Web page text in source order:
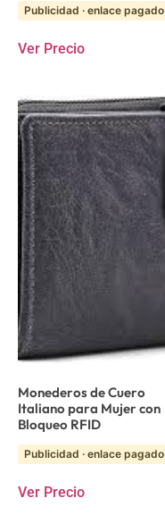
Publicidad · enlace pagado
Ver Precio
Monederos de Cuero
Italiano para Mujer con
Bloqueo RFID
Publicidad · enlace pagado
Ver Precio